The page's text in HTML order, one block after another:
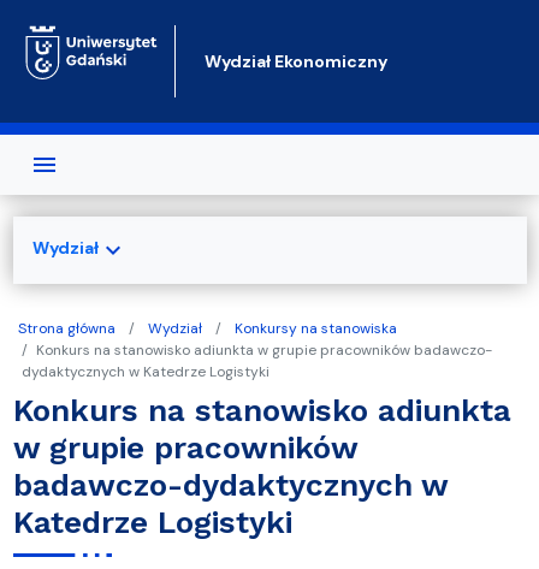
Wydział Ekonomiczny
Strona główna Wydział
Konkursy na stanowiska
Konkurs na stanowisko adiunkta w grupie pracowników badawczo-
dydaktycznych w Katedrze Logistyki
Konkurs na stanowisko adiunkta
w grupie pracowników
badawczo-dydaktycznych w
Katedrze Logistyki
Wydziałexpand_more